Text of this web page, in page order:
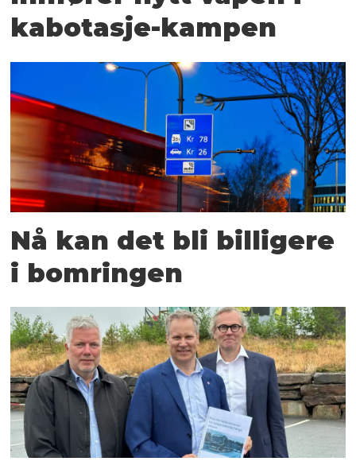
kabotasje-kampen
Nå kan det bli billigere
i bomringen